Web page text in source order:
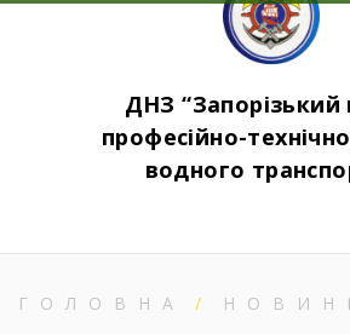
ДНЗ “Запорізький
професійно-
водного
ГОЛОВНА